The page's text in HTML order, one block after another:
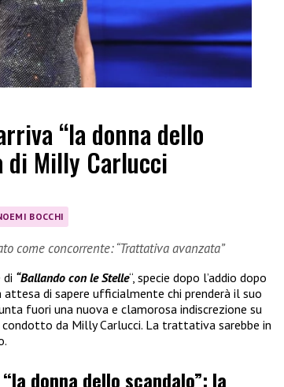
“la donna dello
di Milly Carlucci
BOCCHI
come concorrente: “Trattativa avanzata”
di “Ballando con le Stelle“, specie dopo l’addio dopo
di sapere ufficialmente chi prenderà il suo
fuori una nuova e clamorosa indiscrezione su
da Milly Carlucci. La trattativa sarebbe in
donna dello scandalo”: la